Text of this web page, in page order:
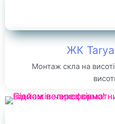
ЖК
Монтаж скла на